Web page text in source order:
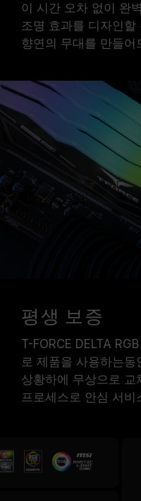
이 시간 오차 없이 완
조명 효과를 디자인할
향연의 무대를 만들어
평생 보증
T-FORCE DELTA
로 제품을 사용하는
상황하에 무상으로
프로세스로 안심 서비